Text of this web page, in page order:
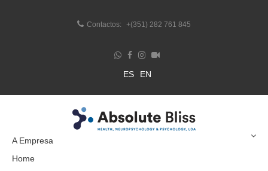
Contactos: +(351) 282 761 845
ES EN
A Empresa
Home